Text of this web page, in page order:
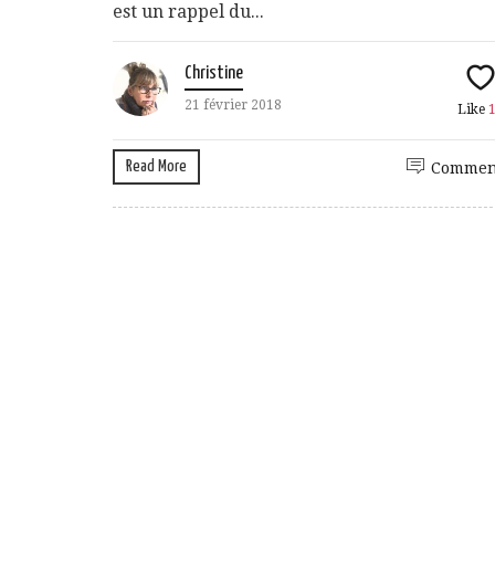
est un rappel du...
Christine
21 février 2018 Like
Read More